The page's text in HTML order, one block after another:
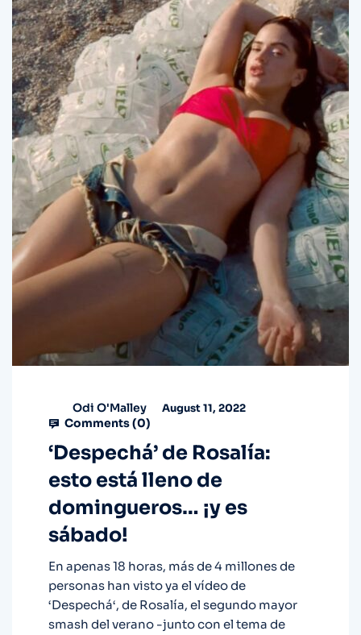
Odi O'Malley August 11, 2022
Comments (0)
‘Despechá’ de Rosalía:
esto está lleno de
domingueros… ¡y es
sábado!
En apenas 18 horas, más de 4 millones de
personas han visto ya el vídeo de
‘Despechá‘, de Rosalía, el segundo mayor
smash del verano -junto con el tema de